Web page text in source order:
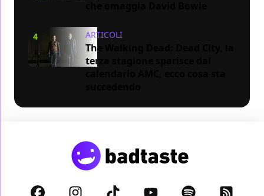
4 ARTICOLI
The Walking Dead: Dead City, la
terza stagione sparisce dal